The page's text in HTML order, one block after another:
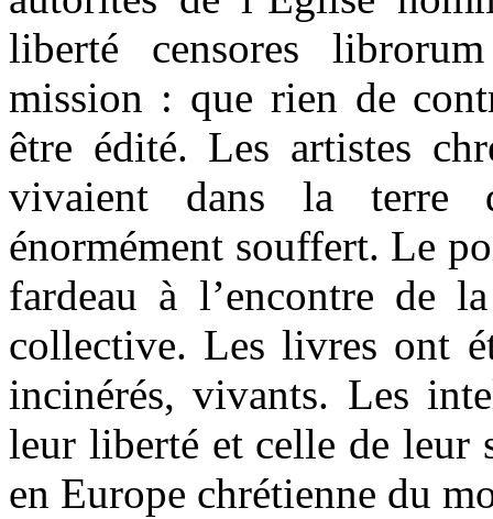
liberté censores
mission : que rien de
être édité. Les artistes
vivaient dans la terre
énormément souffert. Le
fardeau à l’encontre de
collective. Les livres ont
incinérés, vivants. Les
leur liberté et celle de leur
en Europe chrétienne du